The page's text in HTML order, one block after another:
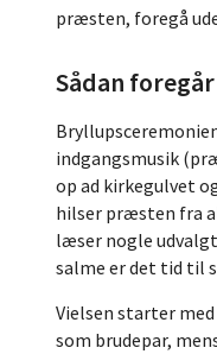
præsten, foregå
Sådan
indgangsmusik
op ad kirkegulvet
hilser præsten fra
læser nogle
salme er det tid til
Vielsen starter
som brudepar,